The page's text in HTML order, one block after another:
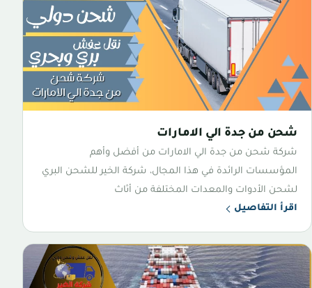
شحن من جدة الي الامارات
شركة شحن من جدة الي الامارات من أفضل وأهم
المؤسسات الرائدة في هذا المجال، شركة الخير للشحن البري
لشحن الأدوات والمعدات المختلفة من أثاث
اقرأ التفاصيل